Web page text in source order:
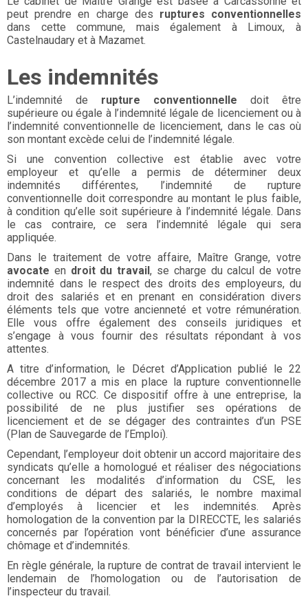
peut prendre en charge des ruptures conventionnelles
dans cette commune, mais également à Limoux, à
Castelnaudary et à Mazamet.
Les indemnités
L’indemnité de rupture conventionnelle doit être
supérieure ou égale à l’indemnité légale de licenciement ou à
l’indemnité conventionnelle de licenciement, dans le cas où
son montant excède celui de l’indemnité légale.
Si une convention collective est établie avec votre
employeur et qu’elle a permis de déterminer deux
indemnités différentes, l’indemnité de rupture
conventionnelle doit correspondre au montant le plus faible,
à condition qu’elle soit supérieure à l’indemnité légale. Dans
le cas contraire, ce sera l’indemnité légale qui sera
appliquée.
Dans le traitement de votre affaire, Maître Grange, votre
avocate en droit du travail, se charge du calcul de votre
indemnité dans le respect des droits des employeurs, du
droit des salariés et en prenant en considération divers
éléments tels que votre ancienneté et votre rémunération.
Elle vous offre également des conseils juridiques et
s’engage à vous fournir des résultats répondant à vos
attentes.
A titre d’information, le Décret d’Application publié le 22
décembre 2017 a mis en place la rupture conventionnelle
collective ou RCC. Ce dispositif offre à une entreprise, la
possibilité de ne plus justifier ses opérations de
licenciement et de se dégager des contraintes d’un PSE
(Plan de Sauvegarde de l’Emploi).
Cependant, l’employeur doit obtenir un accord majoritaire des
syndicats qu’elle a homologué et réaliser des négociations
concernant les modalités d’information du CSE, les
conditions de départ des salariés, le nombre maximal
d’employés à licencier et les indemnités. Après
homologation de la convention par la DIRECCTE, les salariés
concernés par l’opération vont bénéficier d’une assurance
chômage et d’indemnités.
En règle générale, la rupture de contrat de travail intervient le
lendemain de l’homologation ou de l’autorisation de
l’inspecteur du travail.